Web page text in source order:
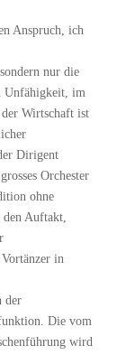
Anspruch, ich
nur die
Unfähigkeit, im
Wirtschaft ist
Dirigent
Orchester
ohne
den Auftakt,
in
der
Die vom
wird